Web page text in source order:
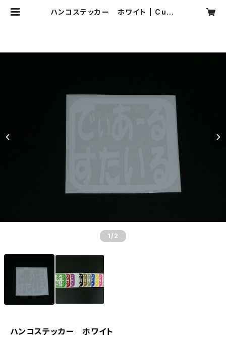
ハンコステッカー ホワイト | Cust
1 /2
ハンコステッカー ホワイト